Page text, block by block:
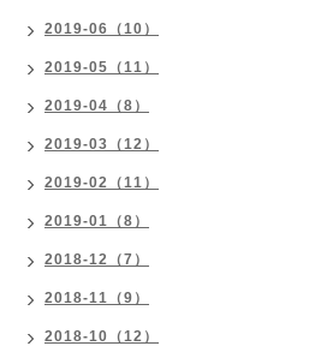
2019-06（10）
2019-05（11）
2019-04（8）
2019-03（12）
2019-02（11）
2019-01（8）
2018-12（7）
2018-11（9）
2018-10（12）